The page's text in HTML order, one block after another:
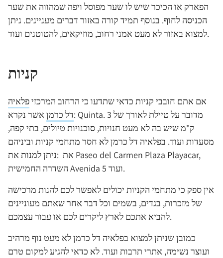
הפארק או הכיכר שיש לו שער מפוסל ויפה שמהווה את שער
הכניסה לחוף. בנוסף תמיד קורה באזור דברים מעניינים. ניתן
למצוא באזור לא מעט אמני רחוב, מוזיקאים, להטוטנים ועוד.
קניות
אם אתם חובבי קניות כדאי שתדעו כי הרחוב המרכזיפלאיה
דל כרמן אשר נקרא: Quinta. מדובר על טיילת לאורך של 3
ק"מ שיש בה לא מעט חנויות, סוכנויות טיולים, בתי קפה,
מסעדות ועוד. בפלאיה דל כרמן לא חסר מתחמי קניות וביניהם
ניתן למנות את: ‪ את ‪Paseo del Carmen ‪Plaza Playacar,
השדרה החמישית Avenida 5 ועוד.
אין ספק כי מתחמי הקניות יכולים לאפשר לכם להנות מרכישה
של מזכרות, בגדים, בשמים וכל דבר אחר שאתם מעוניינים
להביא אתכם לארץ ליקרים לכם או עבור עצמכם.
כמובן שניתן למצוא בפלאיה דל כרמן לא מעט נוף מרהיב
ועוצר נשימה, אתרי תרבות ועוד. לא כדאי להגיע למקום טרם